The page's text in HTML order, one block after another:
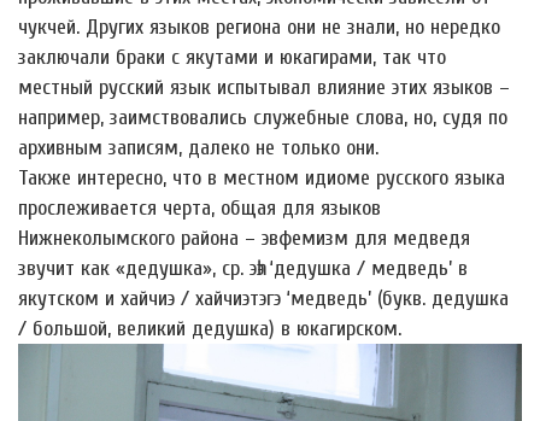
чукчей. Других языков региона они не знали, но нередко
заключали браки с якутами и юкагирами, так что
местный русский язык испытывал влияние этих языков –
например, заимствовались служебные слова, но, судя по
архивным записям, далеко не только они.
Также интересно, что в местном идиоме русского языка
прослеживается черта, общая для языков
Нижнеколымского района – эвфемизм для медведя
звучит как «дедушка», ср. эһэ ‘дедушка / медведь’ в
якутском и хайчиэ / хайчиэтэгэ ‘медведь’ (букв. дедушка
/ большой, великий дедушка) в юкагирском.